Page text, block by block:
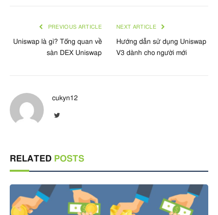
PREVIOUS ARTICLE
Uniswap là gì? Tổng quan về
sàn DEX Uniswap
NEXT ARTICLE
Hướng dẫn sử dụng Uniswap
V3 dành cho người mới
cukyn12
Twitter
RELATED POSTS